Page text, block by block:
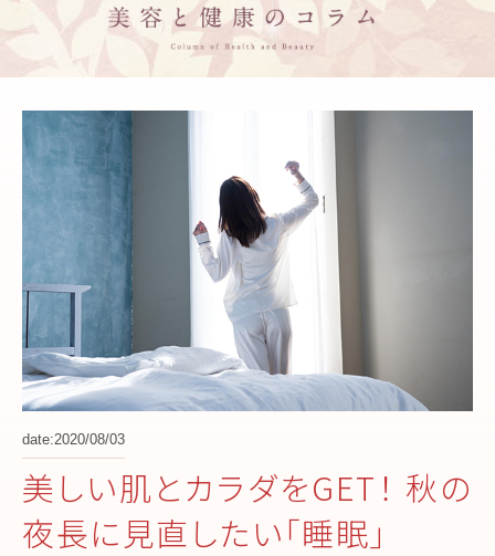
date:2020/08/03
美しい肌とカラダをGET！ 秋の
夜長に見直したい「睡眠」